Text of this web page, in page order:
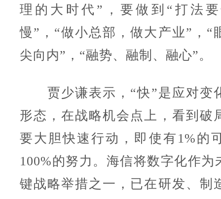
理的大时代”，要做到“打法
慢”，“做小总部，做大产业”，“
尖向内”，“融势、融制、融心”。
贾少谦表示，“快”是应对变
形态，在战略机会点上，看到破
要大胆快速行动，即使有1%的
100%的努力。海信将数字化作为
键战略举措之一，已在研发、制